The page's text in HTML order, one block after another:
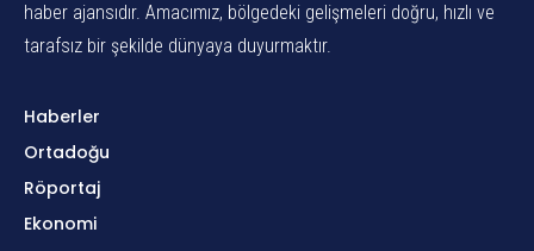
haber ajansıdır. Amacımız, bölgedeki gelişmeleri doğru, hızlı ve
tarafsız bir şekilde dünyaya duyurmaktır.
Haberler
Ortadoğu
Röportaj
Ekonomi